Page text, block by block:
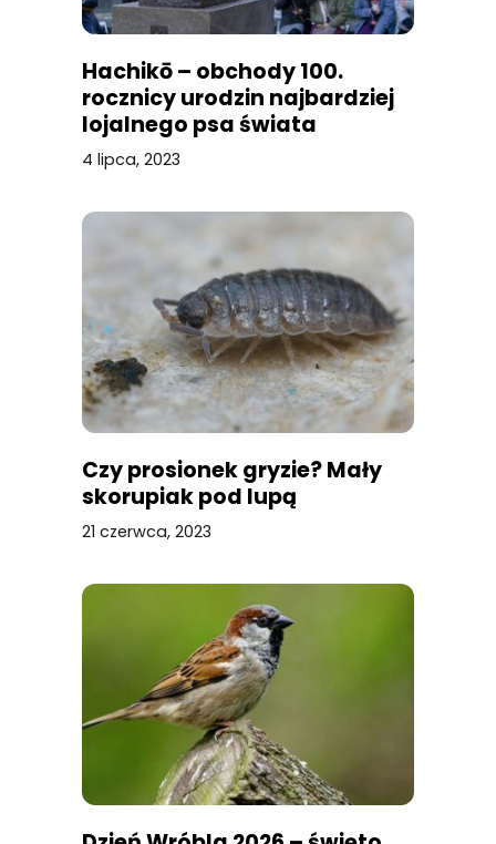
Hachikō – obchody 100.
rocznicy urodzin najbardziej
lojalnego psa świata
4 lipca, 2023
Czy prosionek gryzie? Mały
skorupiak pod lupą
21 czerwca, 2023